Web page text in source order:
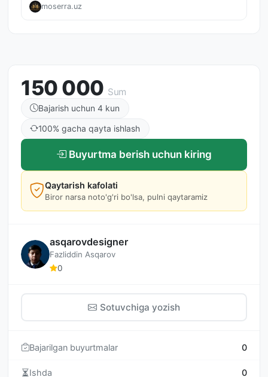
moserra.uz
150 000 Sum
Bajarish uchun 4 kun
100% gacha qayta ishlash
Buyurtma berish uchun kiring
Qaytarish kafolati
Biror narsa noto'g'ri bo'lsa, pulni qaytaramiz
asqarovdesigner
Fazliddin Asqarov
0
Sotuvchiga yozish
Bajarilgan buyurtmalar 0
Ishda 0